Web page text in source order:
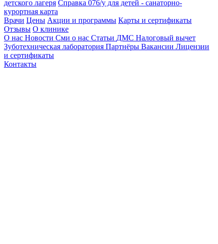
детского лагеря Справка 076/у для детей - санаторно-
курортная карта
Врачи Цены Акции и программы Карты и сертификаты
Отзывы О клинике
О нас Новости Сми о нас Статьи ДМС Налоговый вычет
Зуботехническая лаборатория Партнёры Вакансии Лицензии
и сертификаты
Контакты